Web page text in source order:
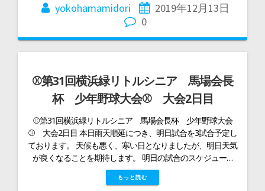
yokohamamidori
2019年12月13日
0
⚾第31回横浜緑リトルシニア 馬場会長
杯 少年野球大会⚾ 大会2日目
⚾第31回横浜緑リトルシニア 馬場会長杯 少年野球大会
⚾ 大会2日目 本日雨天順延につき、明日試合を3試合予定し
ております。 天候も悪く、寒い日となりましたが、明日天気
が良くなることを期待します。 明日の試合のスケジュー…
もっと読む